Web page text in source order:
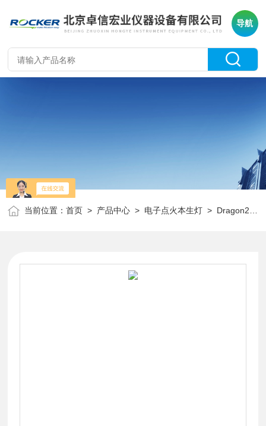
导航
当前位置：首页 > 产品中心 > 电子点火本生灯 > Dragon220